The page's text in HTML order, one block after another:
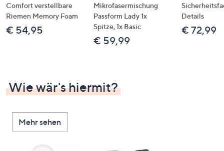
Comfort verstellbare
Riemen Memory Foam
€ 54,95
Mikrofasermischung
Passform Lady 1x
Spitze, 1x Basic
€ 59,99
Details
€ 72,99
Wie wär's hiermit?
Mehr sehen